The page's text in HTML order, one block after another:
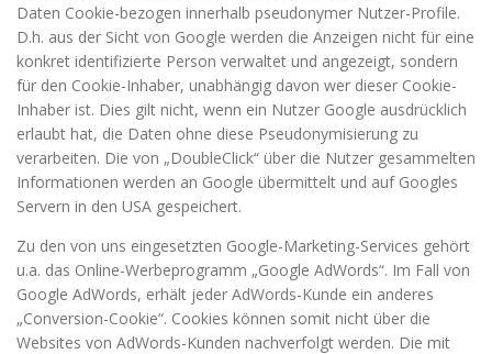
Daten Cookie-bezogen innerhalb pseudonymer Nutzer-Profile.
D.h. aus der Sicht von Google werden die Anzeigen nicht für eine
konkret identifizierte Person verwaltet und angezeigt, sondern
für den Cookie-Inhaber, unabhängig davon wer dieser Cookie-
Inhaber ist. Dies gilt nicht, wenn ein Nutzer Google ausdrücklich
erlaubt hat, die Daten ohne diese Pseudonymisierung zu
verarbeiten. Die von „DoubleClick“ über die Nutzer gesammelten
Informationen werden an Google übermittelt und auf Googles
Servern in den USA gespeichert.
Zu den von uns eingesetzten Google-Marketing-Services gehört
u.a. das Online-Werbeprogramm „Google AdWords“. Im Fall von
Google AdWords, erhält jeder AdWords-Kunde ein anderes
„Conversion-Cookie“. Cookies können somit nicht über die
Websites von AdWords-Kunden nachverfolgt werden. Die mit